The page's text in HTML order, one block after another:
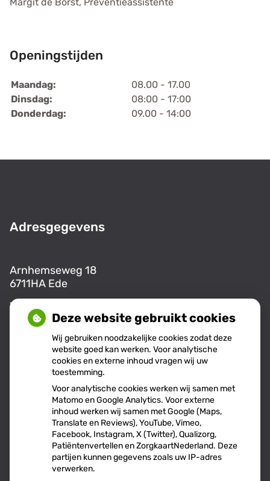
Margit de Borst, Preventieassistente
Openingstijden
Maandag:
08.00 - 17.00
Dinsdag:
08:00 - 17:00
Donderdag:
09.00 - 14:00
Adresgegevens
Arnhemseweg 18
6711HA Ede
Tel:
0318-255555
E-mail: info@aw18.nl
Openingstijden
Maandag:
08.00 - 17.00
Dinsdag:
08:00 - 17:00
Donderdag:
09.00 - 14:00
Deze website gebruikt cookies
Wij gebruiken noodzakelijke cookies zodat deze
website goed kan werken. Voor analytische
cookies en externe inhoud vragen wij uw
toestemming.
Voor analytische cookies werken wij samen met
Matomo en Google Analytics. Voor externe
inhoud werken wij samen met Google (Maps,
Translate en Reviews), YouTube, Vimeo,
Facebook, Instagram, X (Twitter), Qualizorg,
Patiëntenvertellen en ZorgkaartNederland. Deze
partijen kunnen gegevens zoals uw IP-adres
verwerken.